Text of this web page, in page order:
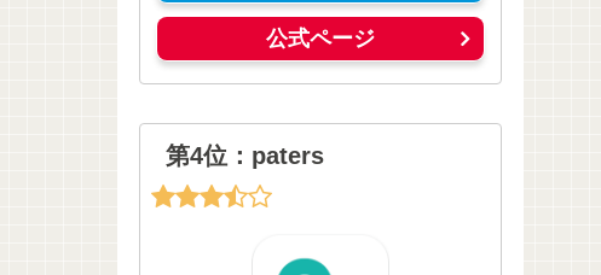
公式ページ
第4位：paters